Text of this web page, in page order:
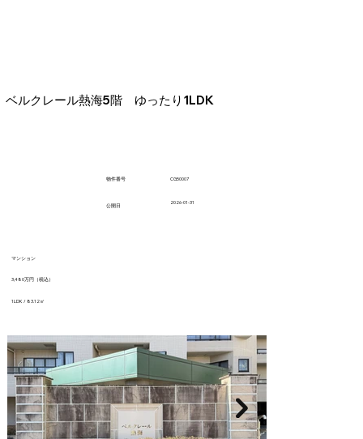
ベルクレール熱海5階 ゆったり1LDK
​物件番号 CG50007
マンション
3,480万円（税込）
1LDK / 83.12㎡
​公開日
2026-01-31